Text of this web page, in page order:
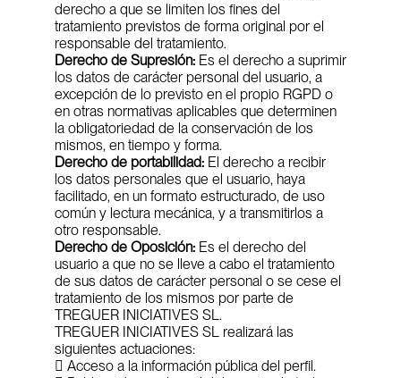
derecho a que se limiten los fines del
tratamiento previstos de forma original por el
responsable del tratamiento.
Derecho de Supresión: Es el derecho a suprimir
los datos de carácter personal del usuario, a
excepción de lo previsto en el propio RGPD o
en otras normativas aplicables que determinen
la obligatoriedad de la conservación de los
mismos, en tiempo y forma.
Derecho de portabilidad: El derecho a recibir
los datos personales que el usuario, haya
facilitado, en un formato estructurado, de uso
común y lectura mecánica, y a transmitirlos a
otro responsable.
Derecho de Oposición: Es el derecho del
usuario a que no se lleve a cabo el tratamiento
de sus datos de carácter personal o se cese el
tratamiento de los mismos por parte de
TREGUER INICIATIVES SL.
TREGUER INICIATIVES SL realizará las
siguientes actuaciones:
 Acceso a la información pública del perfil.